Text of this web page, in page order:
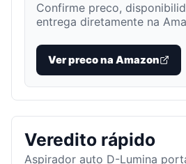
Confirme preco,
entrega diretamente na
Ver preco na Amazon
Veredito rápido
Aspirador auto D-Lumina